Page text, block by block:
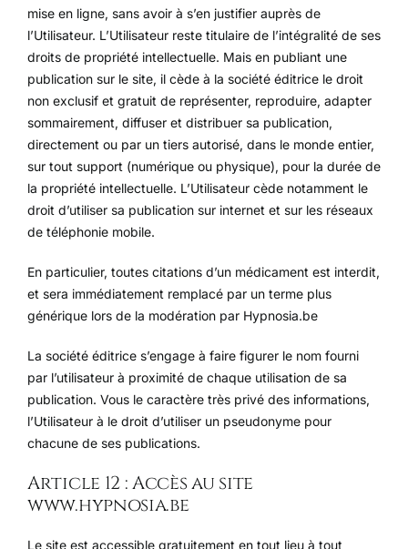
mise en ligne, sans avoir à s’en justifier auprès de
l’Utilisateur. L’Utilisateur reste titulaire de l’intégralité de ses
droits de propriété intellectuelle. Mais en publiant une
publication sur le site, il cède à la société éditrice le droit
non exclusif et gratuit de représenter, reproduire, adapter
sommairement, diffuser et distribuer sa publication,
directement ou par un tiers autorisé, dans le monde entier,
sur tout support (numérique ou physique), pour la durée de
la propriété intellectuelle. L’Utilisateur cède notamment le
droit d’utiliser sa publication sur internet et sur les réseaux
de téléphonie mobile.
En particulier, toutes citations d’un médicament est interdit,
et sera immédiatement remplacé par un terme plus
générique lors de la modération par Hypnosia.be
La société éditrice s’engage à faire figurer le nom fourni
par l’utilisateur à proximité de chaque utilisation de sa
publication. Vous le caractère très privé des informations,
l’Utilisateur à le droit d’utiliser un pseudonyme pour
chacune de ses publications.
Article 12 : Accès au site
www.hypnosia.be
Le site est accessible gratuitement en tout lieu à tout